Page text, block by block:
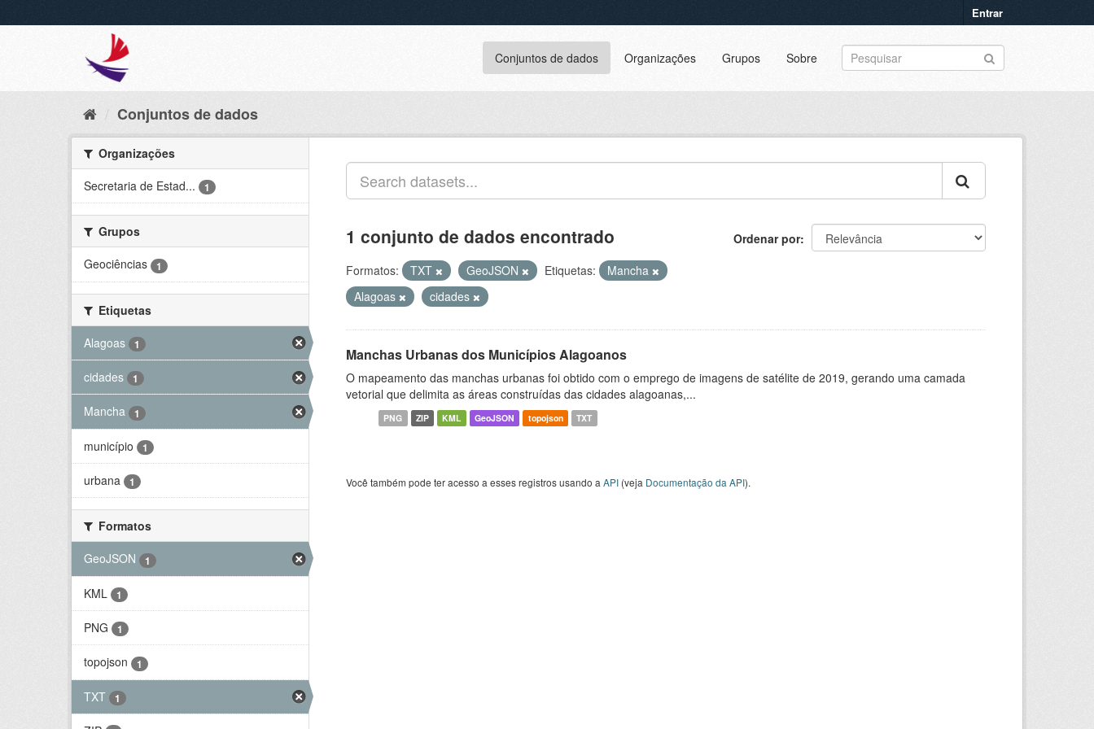
Entrar
Conjuntos de dados Organizações Grupos Sobre
Conjuntos de dados
Organizações
Secretaria de Estad...
1
Grupos
Geociências
1
Etiquetas
Alagoas
1
cidades 1
Mancha 1
município 1
urbana 1
Formatos
GeoJSON
1
KML 1
PNG 1
topojson 1
TXT 1
Ordenar por
1 conjunto de dados encontrado
Formatos: TXT GeoJSON Etiquetas:
Mancha
Alagoas
cidades
Manchas Urbanas dos Municípios Alagoanos
O mapeamento das manchas urbanas foi obtido com o emprego de imagens de satélite de 2019, gerando uma camada
vetorial que delimita as áreas construídas das cidades alagoanas,...
PNG ZIP KML GeoJSON topojson TXT
Você também pode ter acesso a esses registros usando a API (veja Documentação da API).